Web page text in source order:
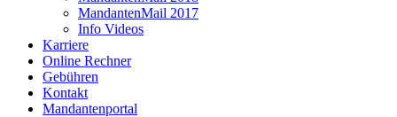
MandantenMail 2017
Info Videos
Karriere
Online Rechner
Gebühren
Kontakt
Mandantenportal